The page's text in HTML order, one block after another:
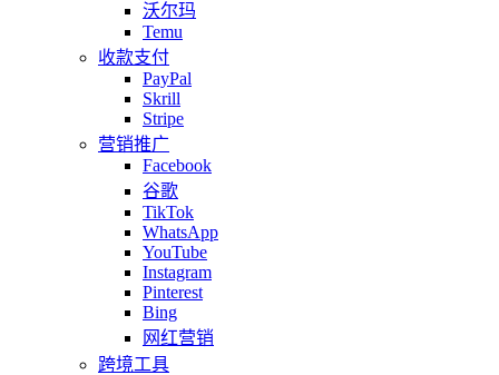
沃尔玛
Temu
收款支付
PayPal
Skrill
Stripe
营销推广
Facebook
谷歌
TikTok
WhatsApp
YouTube
Instagram
Pinterest
Bing
网红营销
跨境工具